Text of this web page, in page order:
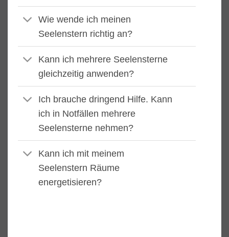
Wie wende ich meinen
Seelenstern richtig an?
Kann ich mehrere Seelensterne
gleichzeitig anwenden?
Ich brauche dringend Hilfe. Kann
ich in Notfällen mehrere
Seelensterne nehmen?
Kann ich mit meinem
Seelenstern Räume
energetisieren?